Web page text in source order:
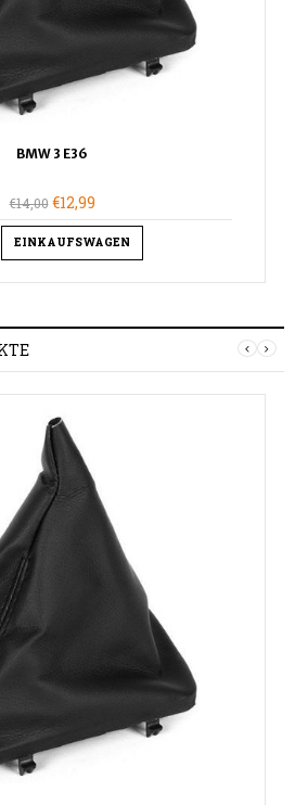
BMW 3 E36
€14,00€12,99
EINKAUFSWAGEN